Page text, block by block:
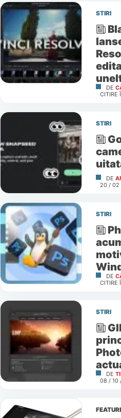
STIRI
DE
CITIRE
STIRI
DE
20 / 02
STIRI
DE
CITIRE
STIRI
DE
08 / 10